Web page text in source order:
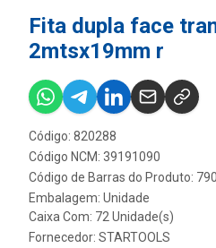
Fita dupla face
2mtsx19mm r
Código: 820288
Código NCM: 39191090
Código de Barras do Produto:
Embalagem: Unidade
Caixa Com: 72 Unidade(s)
Fornecedor: STARTOOLS